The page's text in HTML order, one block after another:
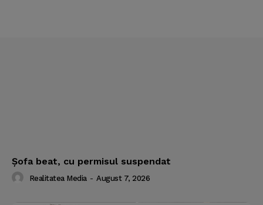
Şofa beat, cu permisul suspendat
Realitatea Media - August 7, 2026